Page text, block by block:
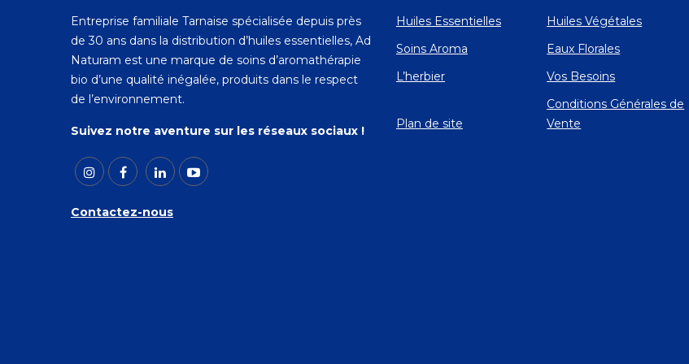
Entreprise familiale Tarnaise spécialisée depuis près
de 30 ans dans la distribution d’huiles essentielles, Ad
Naturam est une marque de soins d’aromathérapie
bio d’une qualité inégalée, produits dans le respect
de l’environnement.
Suivez notre aventure sur les réseaux sociaux !
Contactez-nous
Huiles Essentielles
Huiles Végétales
Soins Aroma
Eaux Florales
L’herbier
Vos Besoins
Plan de site
Conditions Générales de
Vente